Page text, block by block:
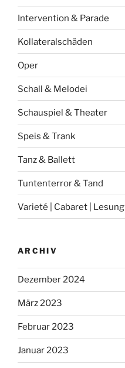
Intervention & Parade
Kollateralschäden
Oper
Schall & Melodei
Schauspiel & Theater
Speis & Trank
Tanz & Ballett
Tuntenterror & Tand
Varieté | Cabaret | Lesung
ARCHIV
Dezember 2024
März 2023
Februar 2023
Januar 2023